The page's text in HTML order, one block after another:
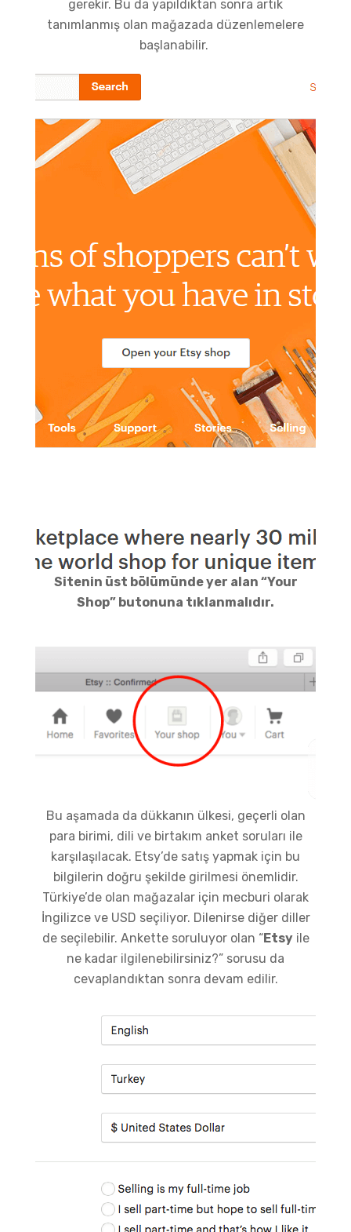
gerekir. Bu da yapıldıktan sonra artık
tanımlanmış olan mağazada düzenlemelere
başlanabilir.
Sitenin üst bölümünde yer alan “Your
Shop” butonuna tıklanmalıdır.
Bu aşamada da dükkanın ülkesi, geçerli olan
para birimi, dili ve birtakım anket soruları ile
karşılaşılacak. Etsy’de satış yapmak için bu
bilgilerin doğru şekilde girilmesi önemlidir.
Türkiye’de olan mağazalar için mecburi olarak
İngilizce ve USD seçiliyor. Dilenirse diğer diller
de seçilebilir. Ankette soruluyor olan “Etsyile
ne kadar ilgilenebilirsiniz?” sorusu da
cevaplandıktan sonra devam edilir.